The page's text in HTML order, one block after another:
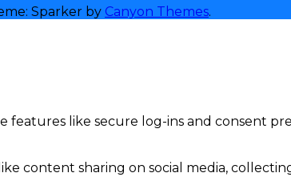
Sparker by Canyon Themes.
features like secure log-ins and consent
content sharing on social media,